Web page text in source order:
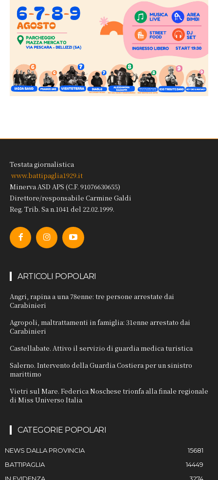
Testata giornalistica
www.battipaglia1929.it
Minerva ASD APS (C.F. 91076630655)
Direttore/responsabile Carmine Galdi
Reg. Trib. Sa n.1041 del 22.02.1999.
ARTICOLI POPOLARI
Angri, rapina a una 78enne: tre persone arrestate dai
Carabinieri
Agropoli, maltrattamenti in famiglia: 31enne arrestato dai
Carabinieri
Castellabate. Attivo il servizio di guardia medica turistica
Salerno. Intervento della Guardia Costiera per un sinistro
marittimo
Vietri sul Mare. Federica Noschese trionfa alla finale regionale
di Miss Universo Italia
CATEGORIE POPOLARI
NEWS DALLA PROVINCIA
15681
BATTIPAGLIA
14449